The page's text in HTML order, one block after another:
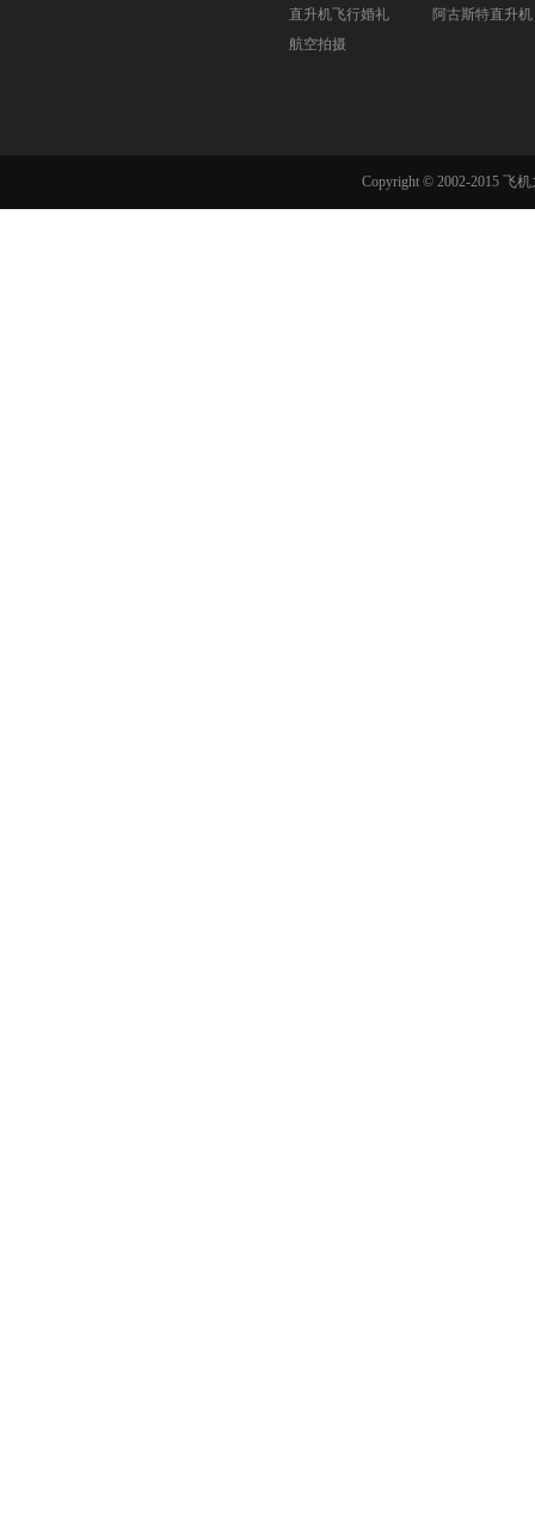
直升机飞行婚礼
航空拍摄
阿古斯特直升机
Copyright © 2002-2015 飞